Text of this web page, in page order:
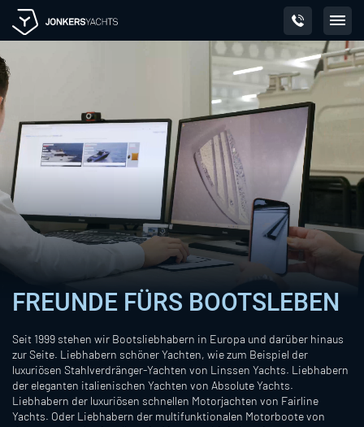
Skip
FREUNDE FÜRS BOOTSLEBEN
Seit 1999 stehen wir Bootsliebhabern in Europa und darüber hinaus
zur Seite. Liebhabern schöner Yachten, wie zum Beispiel der
luxuriösen Stahlverdränger-Yachten von Linssen Yachts. Liebhabern
der eleganten italienischen Yachten von Absolute Yachts.
Liebhabern der luxuriösen schnellen Motorjachten von Fairline
Yachts. Oder Liebhabern der multifunktionalen Motorboote von